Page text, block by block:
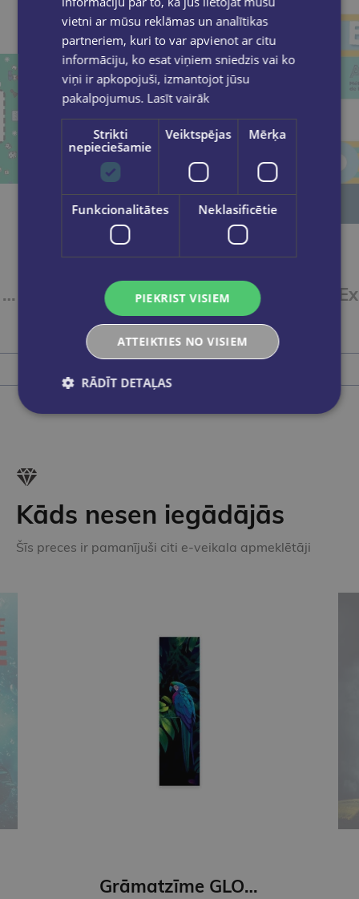
Le francais pour tous / French for everyone. Le vocabulaire par les jeux (A1/A2) Livre + Audio
€17.90
Kāds nesen iegādājās
Šīs preces ir pamanījuši citi e-veikala apmeklētāji
Grāmatzīme GLOBUSS - Papagailis
vietni ar mūsu reklāmas un analītikas
partneriem, kuri to var apvienot ar citu
informāciju, ko esat viņiem sniedzis vai ko
viņi ir apkopojuši, izmantojot jūsu
pakalpojumus. Lasīt vairāk
Strikti
nepieciešamie
Veiktspējas Mērķa
Funkcionalitātes Neklasificētie
PIEKRIST VISIEM
ATTEIKTIES NO VISIEM
RĀDĪT DETAĻAS